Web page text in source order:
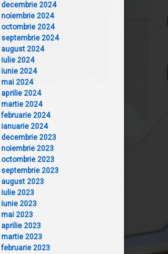
decembrie 2024
noiembrie 2024
octombrie 2024
septembrie 2024
august 2024
iulie 2024
iunie 2024
mai 2024
aprilie 2024
martie 2024
februarie 2024
ianuarie 2024
decembrie 2023
noiembrie 2023
octombrie 2023
septembrie 2023
august 2023
iulie 2023
iunie 2023
mai 2023
aprilie 2023
martie 2023
februarie 2023